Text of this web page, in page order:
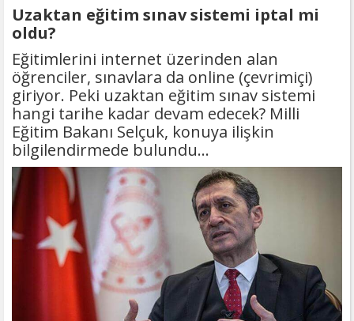
Uzaktan eğitim sınav sistemi iptal mi
oldu?
Eğitimlerini internet üzerinden alan
öğrenciler, sınavlara da online (çevrimiçi)
giriyor. Peki uzaktan eğitim sınav sistemi
hangi tarihe kadar devam edecek? Milli
Eğitim Bakanı Selçuk, konuya ilişkin
bilgilendirmede bulundu...